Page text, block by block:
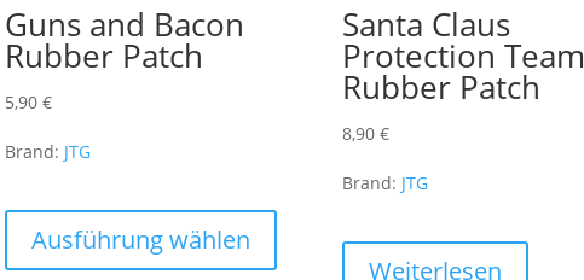
Guns and Bacon
Rubber Patch
5,90€
Brand: JTG
Ausführung wählen
weist
Santa Claus
Protection Team
Rubber Patch
8,90€
Brand: JTG
Weiterlesen